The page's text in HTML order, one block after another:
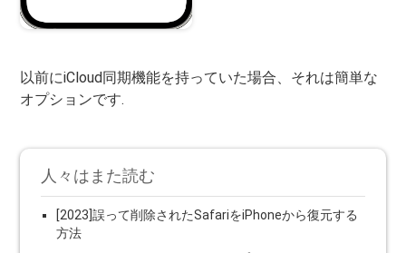
以前にiCloud同期機能を持っていた場合、それは簡単な
オプションです.
人々はまた読む
[2023]誤って削除されたSafariをiPhoneから復元する
方法